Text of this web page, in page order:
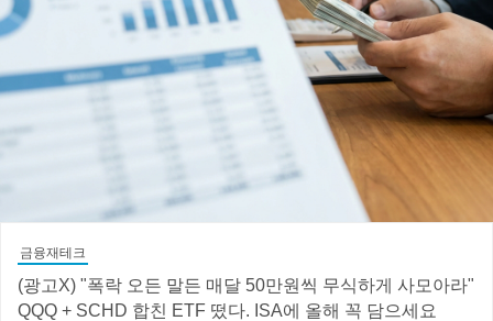
금융재테크
(광고X) "폭락 오든 말든 매달 50만원씩 무식하게 사모아라"
QQQ + SCHD 합친 ETF 떴다. ISA에 올해 꼭 담으세요